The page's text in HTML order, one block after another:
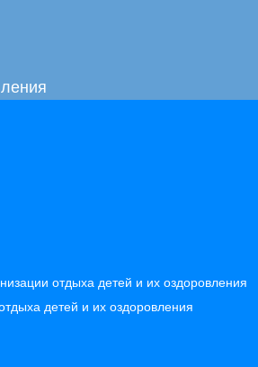
отдыха детей и их оздоровления
детей и их оздоровления